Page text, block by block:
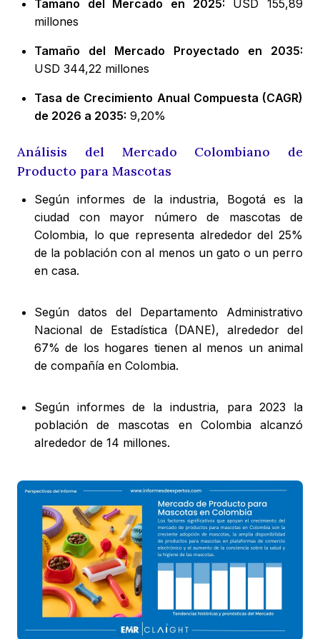
Tamaño del Mercado en 2025: USD 155,89
millones
Tamaño del Mercado Proyectado en 2035:
USD 344,22 millones
Tasa de Crecimiento Anual Compuesta (CAGR)
de 2026 a 2035: 9,20%
Análisis del Mercado Colombiano de
Producto para Mascotas
Según informes de la industria, Bogotá es la
ciudad con mayor número de mascotas de
Colombia, lo que representa alrededor del 25%
de la población con al menos un gato o un perro
en casa.
Según datos del Departamento Administrativo
Nacional de Estadística (DANE), alrededor del
67% de los hogares tienen al menos un animal
de compañía en Colombia.
Según informes de la industria, para 2023 la
población de mascotas en Colombia alcanzó
alrededor de 14 millones.